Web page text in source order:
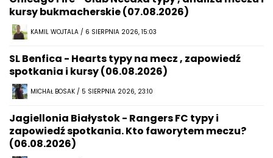
kursy bukmacherskie (07.08.2026)
KAMIL WOJTALA / 6 SIERPNIA 2026, 15:03
SL Benfica - Hearts typy na mecz , zapowiedź
spotkania i kursy (06.08.2026)
MICHAŁ BOSAK / 5 SIERPNIA 2026, 23:10
Jagiellonia Białystok - Rangers FC typy i
zapowiedź spotkania. Kto faworytem meczu?
(06.08.2026)